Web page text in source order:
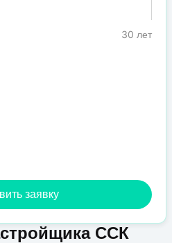
30 лет
заявку
ССК